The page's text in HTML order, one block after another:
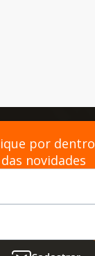
por dentro
das novidades